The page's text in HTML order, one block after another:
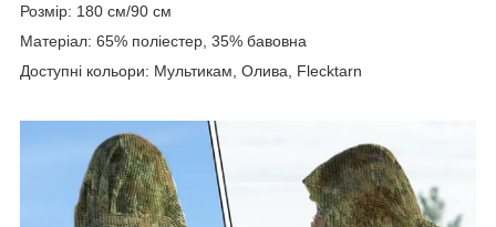
Розмір: 180 см/90 см
Матеріал: 65% поліестер, 35% бавовна
Доступні кольори: Мультикам, Олива, Flecktarn